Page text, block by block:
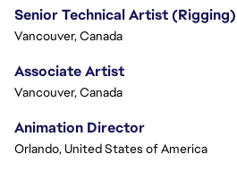
Vancouver, Canada
Associate Artist
Vancouver, Canada
Animation Director
Orlando, United States of America